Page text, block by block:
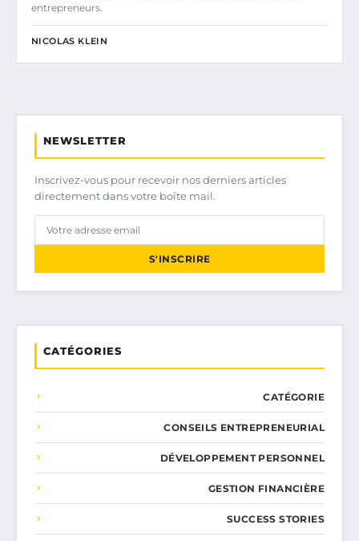
entrepreneurs.
NICOLAS KLEIN
NEWSLETTER
Inscrivez-vous pour recevoir nos derniers articles
directement dans votre boîte mail.
S'INSCRIRE
CATÉGORIES
CATÉGORIE
CONSEILS ENTREPRENEURIAL
DÉVELOPPEMENT PERSONNEL
GESTION FINANCIÈRE
SUCCESS STORIES